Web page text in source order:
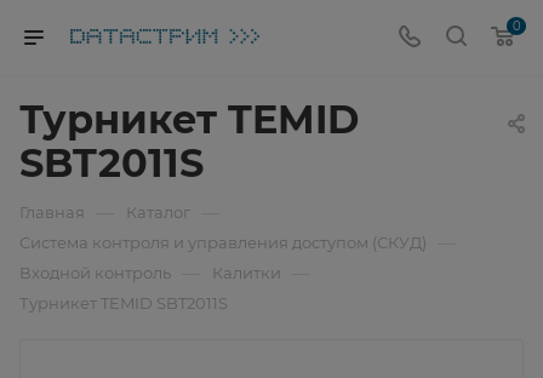
0
Турникет TEMID
SBT2011S
Главная Каталог
Система контроля и управления доступом (СКУД)
Входной контроль Калитки
Турникет TEMID SBT2011S